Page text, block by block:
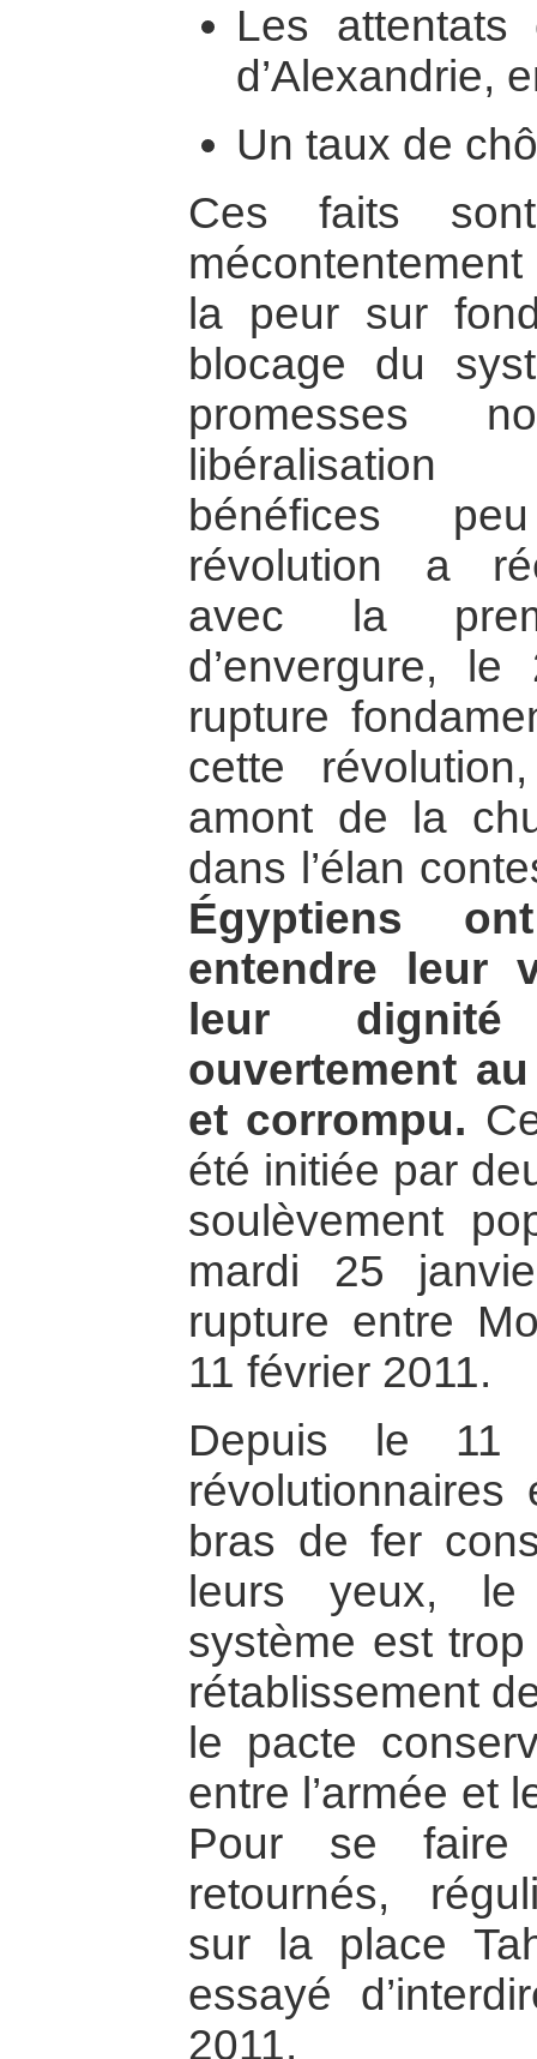
Les attentats
d’Alexandrie,
Un taux de
Ces faits
la peur sur
blocage du
promesses
bénéfices
révolution a
avec la
d’envergure,
rupture
cette
amont de la
dans l’élan
Égyptiens
entendre leur
leur dignité
ouvertement
et corrompu.
été initiée par
soulèvement
mardi 25
rupture entre
11 février 2011.
Depuis le 11
révolutionnaires
bras de fer
leurs yeux, le
système est
rétablissement
le pacte
entre l’armée et
Pour se faire
retournés,
sur la place
essayé
2011.